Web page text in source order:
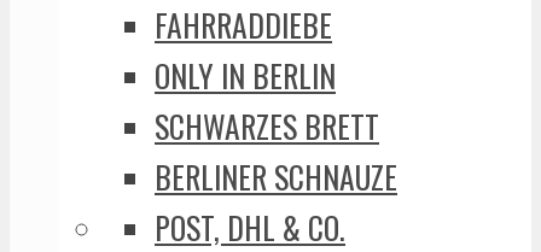
FAHRRADDIEBE
ONLY IN BERLIN
SCHWARZES BRETT
BERLINER SCHNAUZE
POST, DHL & CO.